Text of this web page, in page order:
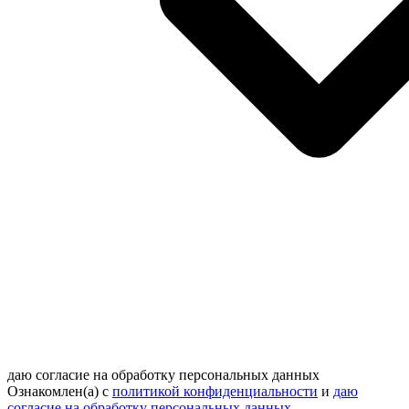
даю согласие на обработку персональных данных
Ознакомлен(а) с политикой конфиденциальности и даю